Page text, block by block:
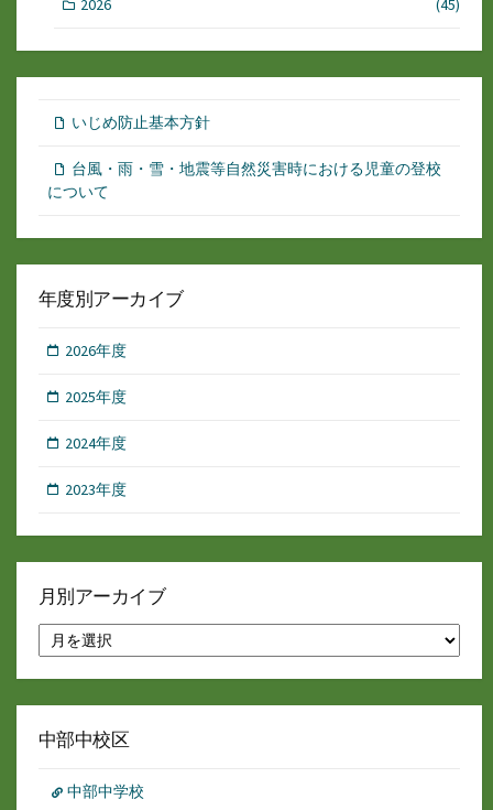
2026 (45)
いじめ防止基本方針
台風・雨・雪・地震等自然災害時における児童の登校
について
年度別アーカイブ
2026年度
2025年度
2024年度
2023年度
月別アーカイブ
別
ア
イ
中部中校区
中部中学校